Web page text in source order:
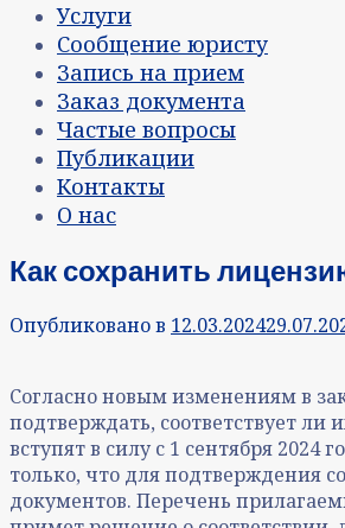
Услуги
Сообщение юристу
Запись на прием
Заказ документа
Частые вопросы
Публикации
Контакты
О нас
Как сохранить
Опубликовано в 12.03.2024
Согласно новым изменениям в
подтверждать, соответствует
вступят в силу с 1 сентября
только, что для подтверждения
документов. Перечень